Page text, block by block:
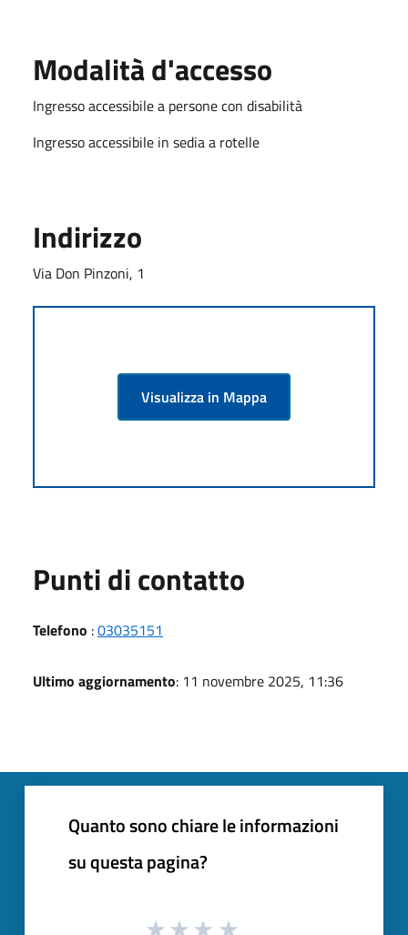
Modalità d'accesso
Ingresso accessibile a persone con disabilità
Ingresso accessibile in sedia a rotelle
Indirizzo
Via Don Pinzoni, 1
Visualizza in Mappa
Punti di contatto
Telefono :03035151
Ultimo aggiornamento: 11 novembre 2025, 11:36
Quanto sono chiare le informazioni
su questa pagina?